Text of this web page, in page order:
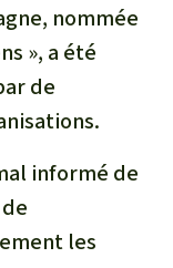
nommée
», a été
de
informé de
les